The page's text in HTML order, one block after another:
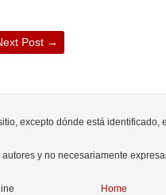
Post →
excepto dónde está identificado,
y no necesariamente
Home